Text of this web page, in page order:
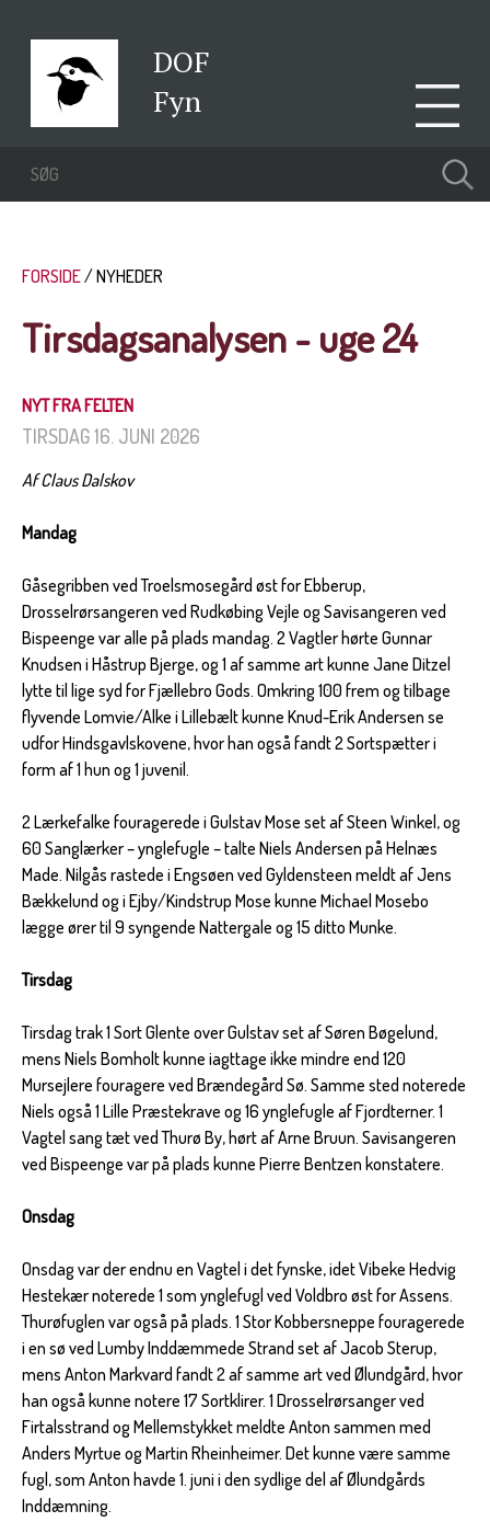
DOF
Fyn
FORSIDE NYHEDER
Tirsdagsanalysen - uge 24
NYT FRA FELTEN
TIRSDAG 16. JUNI 2026
Af Claus Dalskov
Mandag
Gåsegribben ved Troelsmosegård øst for Ebberup,
Drosselrørsangeren ved Rudkøbing Vejle og Savisangeren ved
Bispeenge var alle på plads mandag. 2 Vagtler hørte Gunnar
Knudsen i Håstrup Bjerge, og 1 af samme art kunne Jane Ditzel
lytte til lige syd for Fjællebro Gods. Omkring 100 frem og tilbage
flyvende Lomvie/Alke i Lillebælt kunne Knud-Erik Andersen se
udfor Hindsgavlskovene, hvor han også fandt 2 Sortspætter i
form af 1 hun og 1 juvenil.
2 Lærkefalke fouragerede i Gulstav Mose set af Steen Winkel, og
60 Sanglærker – ynglefugle – talte Niels Andersen på Helnæs
Made. Nilgås rastede i Engsøen ved Gyldensteen meldt af Jens
Bækkelund og i Ejby/Kindstrup Mose kunne Michael Mosebo
lægge ører til 9 syngende Nattergale og 15 ditto Munke.
Tirsdag
Tirsdag trak 1 Sort Glente over Gulstav set af Søren Bøgelund,
mens Niels Bomholt kunne iagttage ikke mindre end 120
Mursejlere fouragere ved Brændegård Sø. Samme sted noterede
Niels også 1 Lille Præstekrave og 16 ynglefugle af Fjordterner. 1
Vagtel sang tæt ved Thurø By, hørt af Arne Bruun. Savisangeren
ved Bispeenge var på plads kunne Pierre Bentzen konstatere.
Onsdag
Onsdag var der endnu en Vagtel i det fynske, idet Vibeke Hedvig
Hestekær noterede 1 som ynglefugl ved Voldbro øst for Assens.
Thurøfuglen var også på plads. 1 Stor Kobbersneppe fouragerede
i en sø ved Lumby Inddæmmede Strand set af Jacob Sterup,
mens Anton Markvard fandt 2 af samme art ved Ølundgård, hvor
han også kunne notere 17 Sortklirer. 1 Drosselrørsanger ved
Firtalsstrand og Mellemstykket meldte Anton sammen med
Anders Myrtue og Martin Rheinheimer. Det kunne være samme
fugl, som Anton havde 1. juni i den sydlige del af Ølundgårds
Inddæmning.